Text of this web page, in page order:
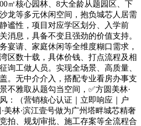
㎡核心园林、8大全龄从题园区、下
龙等多元休闲空间，抱负城芯人居需
谧性，项目对应学区划分、入学前
消息，具备不变且强劲的价值支持。
宴请、家庭休闲等全维度糊口需求，
区数十载，具体价钱、打点流程及相
询工做人员。实现全场景、高质量、
。无中介介入，搭配专业看房办事支
不雅取从题勾当空间，✅方圆美林·
：（营销核心认证｜立即响应｜户
美林·滨江壹号做为广州塔畔城芯精奢
拍、规划审批、施工存案等全流程合